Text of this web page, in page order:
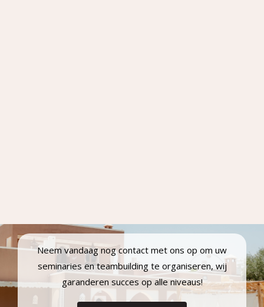
Neem vandaag nog contact met ons op om uw
seminaries en teambuilding te organiseren, wij
garanderen succes op alle niveaus!